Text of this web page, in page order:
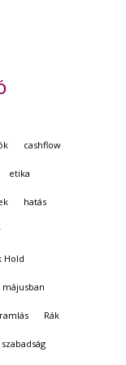
cashflow
etika
hatás
Hold
májusban
Rák
szabadság